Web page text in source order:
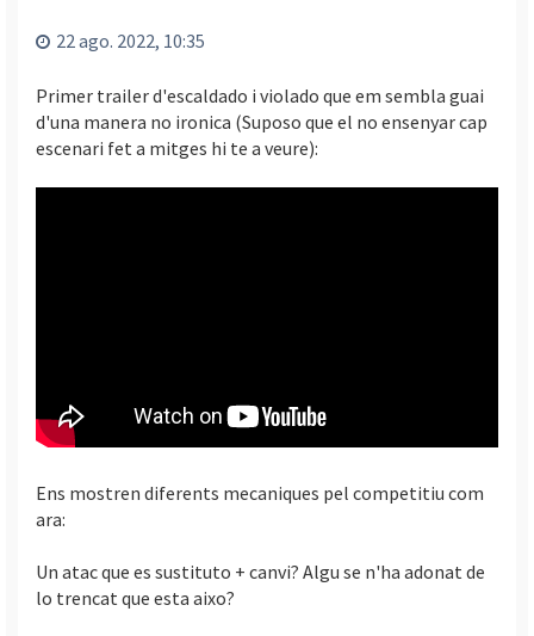
22 ago. 2022, 10:35
Primer trailer d'escaldado i violado que em sembla guai
d'una manera no ironica (Suposo que el no ensenyar cap
escenari fet a mitges hi te a veure):
Ens mostren diferents mecaniques pel competitiu com
ara:
Un atac que es sustituto + canvi? Algu se n'ha adonat de
lo trencat que esta aixo?